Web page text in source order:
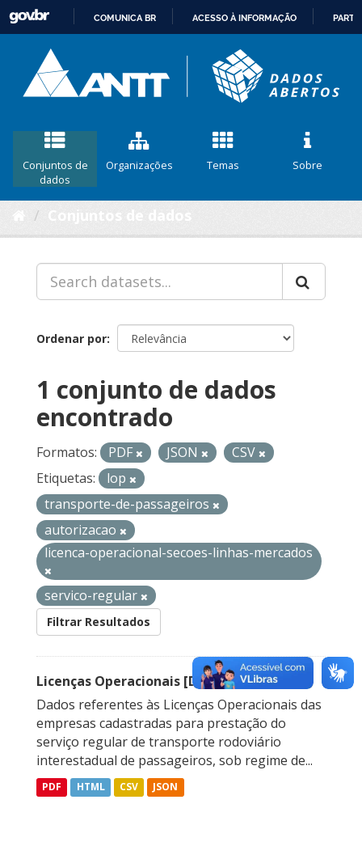
CONTEÚDO
COMUNICA BR ACESSO À INFORMAÇÃO
Conjuntos de
dados
Organizações Temas Sobre
Ordenar por
1 conjunto de dados
encontrado
Formatos: PDF JSON
CSV
Etiquetas:
lop
transporte-de-passageiros
autorizacao
licenca-operacional-secoes-linhas-mercados
servico-regular
Filtrar Resultados
Licenças Operacionais [Descontinuado]
Dados referentes às Licenças Operacionais das
empresas cadastradas para prestação do
serviço regular de transporte rodoviário
interestadual de passageiros, sob regime de...
PDF HTML CSV JSON